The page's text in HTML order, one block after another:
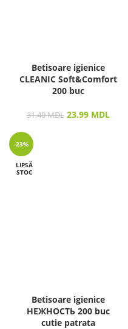
Betisoare igienice
CLEANIC Soft&Comfort
200 buc
31.40MDL 23.99 MDL
-23%
LIPSĂ
STOC
Betisoare igienice
НЕЖНОСТЬ 200 buc
cutie patrata